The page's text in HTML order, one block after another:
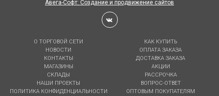
Авега-Софт: Создание и продвижение сайтов
О ТОРГОВОЙ СЕТИ
НОВОСТИ
КОНТАКТЫ
МАГАЗИНЫ
СКЛАДЫ
НАШИ ПРОЕКТЫ
ПОЛИТИКА КОНФИДЕНЦИАЛЬНОСТИ
КАК КУПИТЬ
ОПЛАТА ЗАКАЗА
ДОСТАВКА ЗАКАЗА
АКЦИИ
РАССРОЧКА
ВОПРОС-ОТВЕТ
ОПТОВЫМ ПОКУПАТЕЛЯМ